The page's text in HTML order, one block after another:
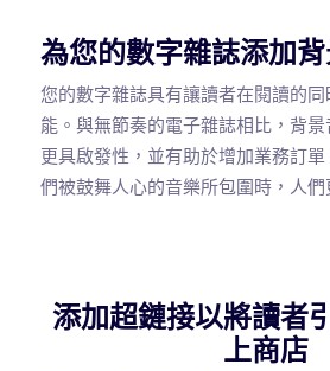
為您的數字雜誌添加
您的數字雜誌具有讓讀者在閱讀的
能。與無節奏的電子雜誌相比，背
更具啟發性，並有助於增加業務訂
們被鼓舞人心的音樂所包圍時，人們
添加超鏈接以將讀者
上商店